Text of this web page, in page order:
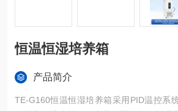
恒温恒湿培养箱
产品简介
TE-G160恒温恒湿培养箱采用PID温控系